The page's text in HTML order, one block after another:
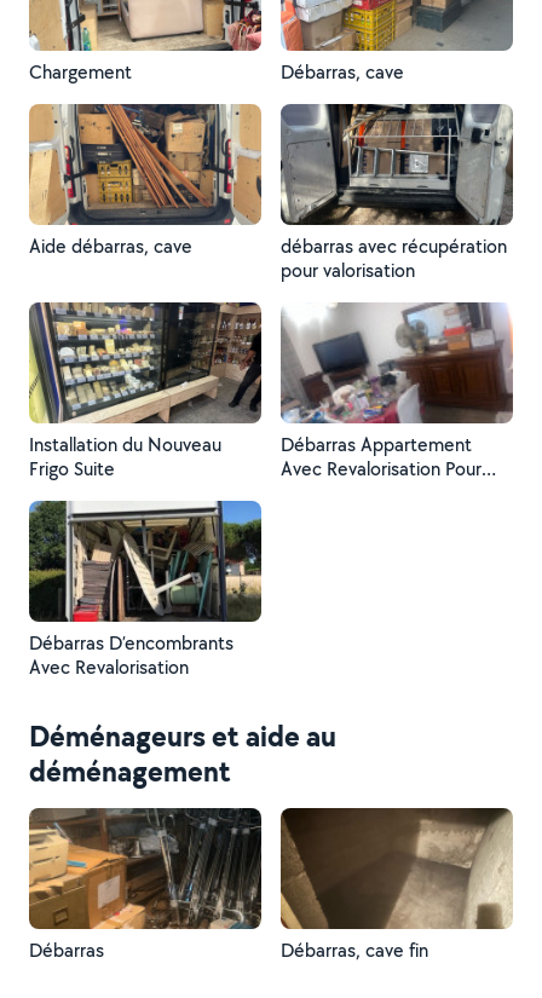
Chargement Débarras, cave
Aide débarras, cave
débarras avec récupération
pour valorisation
Installation du Nouveau
Frigo Suite
Débarras Appartement
Avec Revalorisation Pour
Débarras D’encombrants
Avec Revalorisation
Déménageurs et aide au
déménagement
Débarras Débarras, cave fin